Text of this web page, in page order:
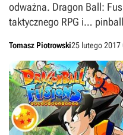
odważna. Dragon Ball:
taktycznego RPG i…
Tomasz Piotrowski25 lutego 2017